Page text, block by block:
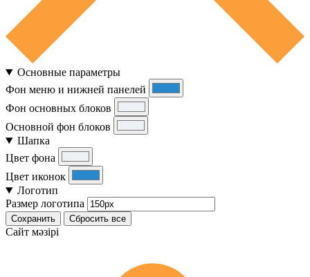
Основные параметры
Фон меню и нижней панелей
Фон основных блоков
Основной фон блоков
Шапка
Цвет фона
Цвет иконок
Логотип
Размер логотипа
Сохранить Сбросить все
Cайт мәзірі